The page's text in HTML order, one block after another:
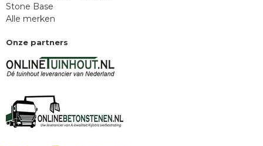
Stone Base
Alle merken
Onze partners